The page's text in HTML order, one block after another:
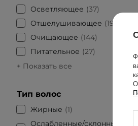
Осветляющее
37
Отшелушивающее
197
Очищающее
144
Питательное
27
+ Показать все
Тип волос
Жирные
1
Ослабленные/склонны к